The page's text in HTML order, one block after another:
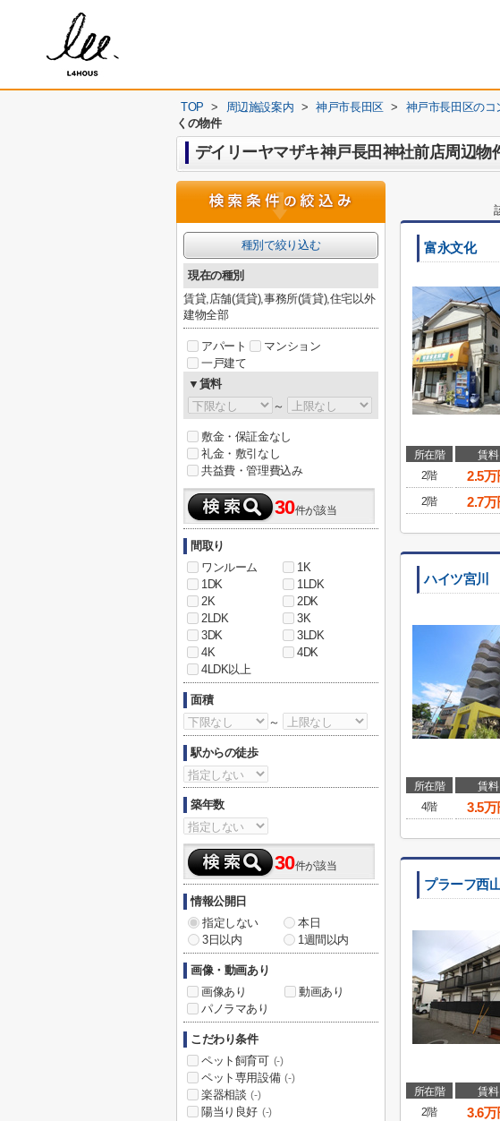
TOP > 周辺施設案内 > 神戸市長田区 > 神戸市長田区のコ
くの物件
デイリーヤマザキ神戸長田神社前店周辺物
富永文化
所在階 賃料
2階
2.5万
2階
2.7万
ハイツ宮川
所在階 賃料
4階
3.5万
プラーフ西
所在階 賃料
2階
3.6万
種別で絞り込む
現在の種別
賃貸,店舗(賃貸),事務所(賃貸),住宅以外
建物全部
アパート
マンション
一戸建て
▼賃料
～
敷金・保証金なし
礼金・敷引なし
共益費・管理費込み
30件が該当
間取り
ワンルーム
1K
1DK
1LDK
2K
2DK
2LDK
3K
3DK
3LDK
4K
4DK
4LDK以上
面積
～
駅からの徒歩
築年数
30件が該当
情報公開日
指定しない
本日
3日以内
1週間以内
画像・動画あり
画像あり
動画あり
パノラマあり
こだわり条件
ペット飼育可 (-)
ペット専用設備 (-)
楽器相談 (-)
陽当り良好 (-)